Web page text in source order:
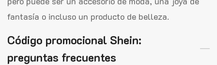
fantasía o incluso un producto de belleza.
Código promocional Shein:
preguntas frecuentes